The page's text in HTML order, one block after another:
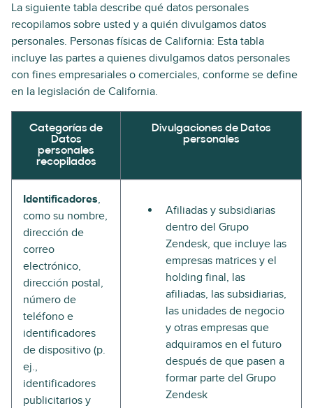
La siguiente tabla describe qué datos personales
recopilamos sobre usted y a quién divulgamos datos
personales. Personas físicas de California: Esta tabla
incluye las partes a quienes divulgamos datos personales
con fines empresariales o comerciales, conforme se define
en la legislación de California.
Categorías de
Datos
personales
recopilados
Divulgaciones de Datos
personales
Identificadores,
como su nombre,
dirección de
correo
electrónico,
dirección postal,
número de
teléfono e
identificadores
de dispositivo (p.
ej.,
identificadores
publicitarios y
Afiliadas y subsidiarias
dentro del Grupo
Zendesk, que incluye las
empresas matrices y el
holding final, las
afiliadas, las subsidiarias,
las unidades de negocio
y otras empresas que
adquiramos en el futuro
después de que pasen a
formar parte del Grupo
Zendesk